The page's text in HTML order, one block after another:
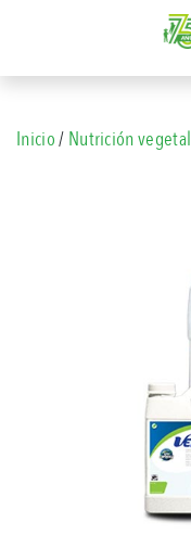
Inicio/ Nutrición vegetal